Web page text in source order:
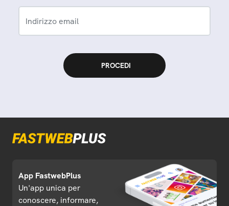
Indirizzo email
App FastwebPlus
Un'app unica per
conoscere, informare,